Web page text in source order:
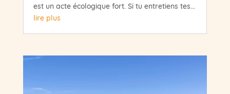
est un acte écologique fort. Si tu entretiens tes...
lire plus